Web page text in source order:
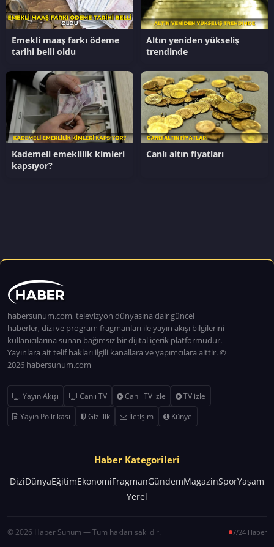
Emekli maaş farkı ödeme
tarihi belli oldu
Altın yeniden yükseliş
trendinde
Kademeli emeklilik kimleri
kapsıyor?
Canlı altın fiyatları
habersunum.com, televizyon dünyasına dair güncel
haberler, dizi ve program fragmanları ile yayın akışı bilgilerini
kullanıcılarına sunan bağımsız bir dijital içerik platformudur.
Yayınlara ait telif hakları ilgili kanallara ve yapımcılara aittir. ©
2026 habersunum.com
Yayın Akışı Canlı TV Canlı TV izle
TV izle
Yayın Politikası
Gizlilik İletişim Künye
Haber Kategorileri
DiziDünyaEğitimEkonomiFragmanGündemMagazinSporYaşam
Yerel
© 2026 Haber Sunum — Tüm hakları saklıdır. 7/24 Haber